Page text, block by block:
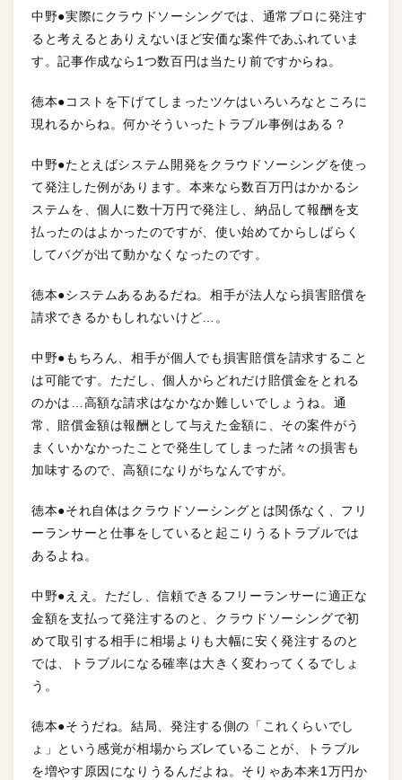
中野●実際にクラウドソーシングでは、通常プロに発注す
ると考えるとありえないほど安価な案件であふれていま
す。記事作成なら1つ数百円は当たり前ですからね。
徳本●コストを下げてしまったツケはいろいろなところに
現れるからね。何かそういったトラブル事例はある？
中野●たとえばシステム開発をクラウドソーシングを使っ
て発注した例があります。本来なら数百万円はかかるシ
ステムを、個人に数十万円で発注し、納品して報酬を支
払ったのはよかったのですが、使い始めてからしばらく
してバグが出て動かなくなったのです。
徳本●システムあるあるだね。相手が法人なら損害賠償を
請求できるかもしれないけど…。
中野●もちろん、相手が個人でも損害賠償を請求すること
は可能です。ただし、個人からどれだけ賠償金をとれる
のかは…高額な請求はなかなか難しいでしょうね。通
常、賠償金額は報酬として与えた金額に、その案件がう
まくいかなかったことで発生してしまった諸々の損害も
加味するので、高額になりがちなんですが。
徳本●それ自体はクラウドソーシングとは関係なく、フリ
ーランサーと仕事をしていると起こりうるトラブルでは
あるよね。
中野●ええ。ただし、信頼できるフリーランサーに適正な
金額を支払って発注するのと、クラウドソーシングで初
めて取引する相手に相場よりも大幅に安く発注するのと
では、トラブルになる確率は大きく変わってくるでしょ
う。
徳本●そうだね。結局、発注する側の「これくらいでし
ょ」という感覚が相場からズレていることが、トラブル
を増やす原因になりうるんだよね。そりゃあ本来1万円か